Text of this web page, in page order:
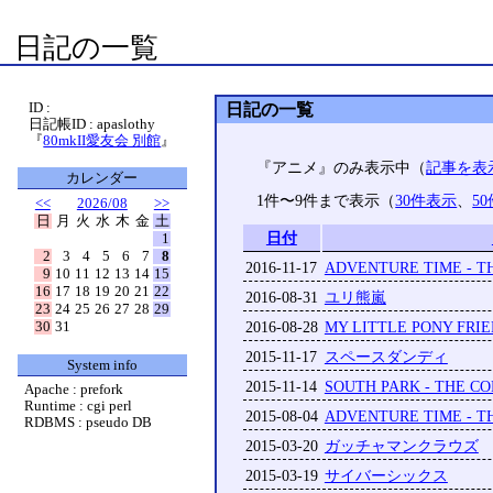
日記の一覧
日記の一覧
『アニメ』のみ表示中（記事を表
1件〜9件まで表示（30件表示、50
日付
2016-11-17 ADVENTURE TIME -
2016-08-31 ユリ熊嵐
2016-08-28 MY LITTLE PONY
2015-11-17 スペースダンディ
2015-11-14 SOUTH PARK - THE
2015-08-04 ADVENTURE TIME -
2015-03-20 ガッチャマンクラウズ
2015-03-19 サイバーシックス
ID :
日記帳ID : apaslothy
『80mkII愛友会 別館 』
カレンダー
<<
2026/08
>>
日
月 火 水 木 金 土
1
2
3 4 5 6 7
8
9 10 11 12 13 14 15
16 17 18 19 20 21 22
23 24 25 26 27 28 29
30 31
System info
Apache : prefork
Runtime : cgi perl
RDBMS : pseudo DB